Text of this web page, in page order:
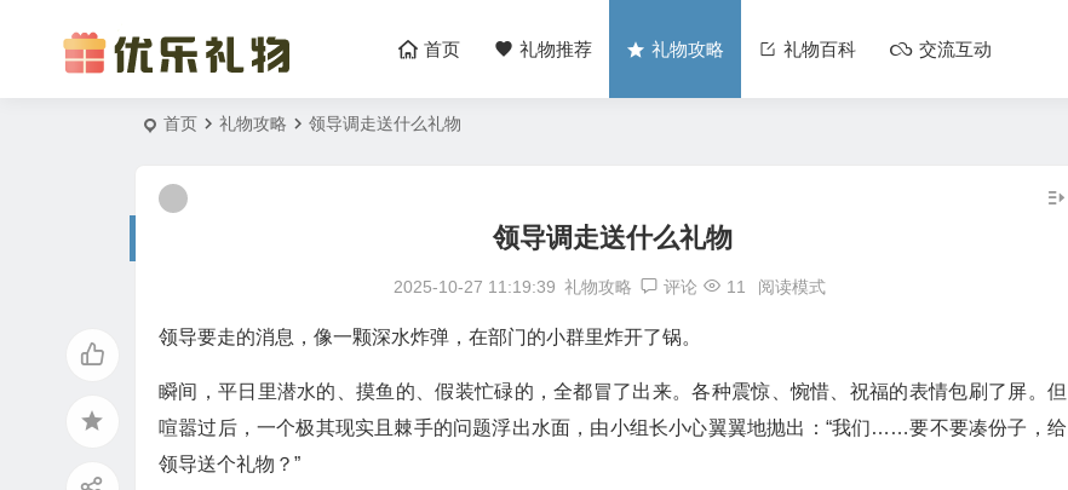
首页 礼物推荐 礼物攻略 礼物百科 交流互动
首页 礼物攻略 领导调走送什么礼物
领导调走送什么礼物
2025-10-27 11:19:39 礼物攻略 评论 11 阅读模式
领导要走的消息，像一颗深水炸弹，在部门的小群里炸开了锅。
瞬间，平日里潜水的、摸鱼的、假装忙碌的，全都冒了出来。各种震惊、惋惜、祝福的表情包刷了屏。但
喧嚣过后，一个极其现实且棘手的问题浮出水面，由小组长小心翼翼地抛出：“我们……要不要凑份子，给
领导送个礼物？”